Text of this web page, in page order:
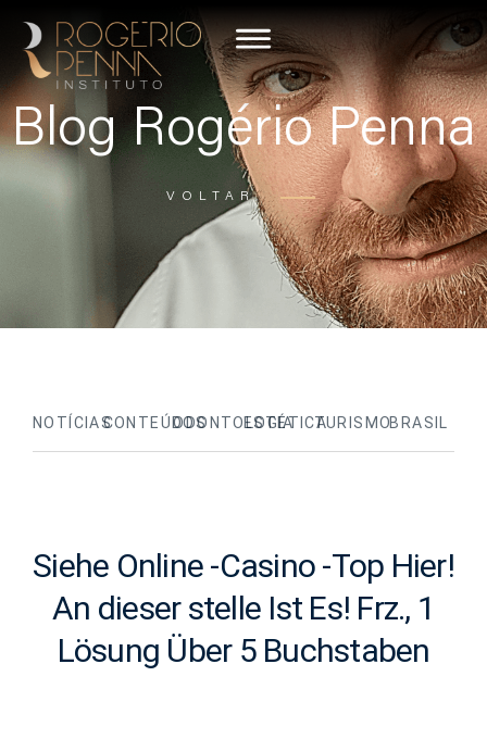
Blog Rogério Penna
VOLTAR
NOTÍCIASCONTEÚDOSODONTOLOGIA
ESTÉTICATURISMOBRASIL
Siehe Online -Casino -Top Hier!
An dieser stelle Ist Es! Frz., 1
Lösung Über 5 Buchstaben